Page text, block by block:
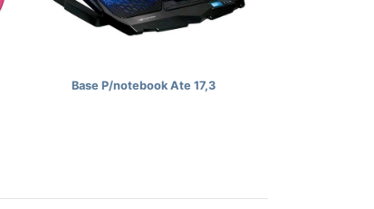
Base P/notebook Ate 17,3